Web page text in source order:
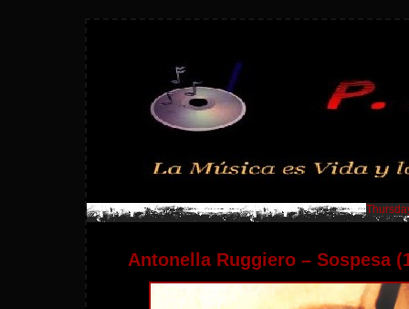
Antonella Ruggiero – Sospesa